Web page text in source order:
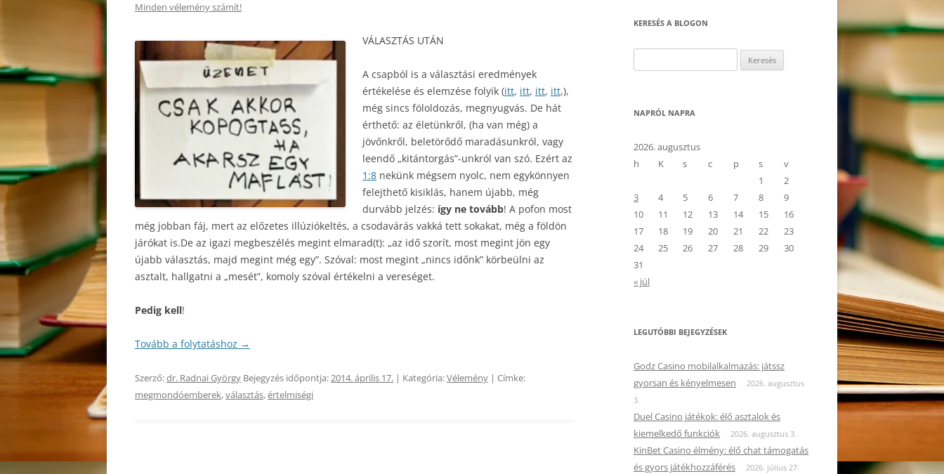
Minden vélemény számít!
VÁLASZTÁS UTÁN
A csapból is a választási eredmények
értékelése és elemzése folyik (itt, itt, itt, itt,),
még sincs föloldozás, megnyugvás. De hát
érthető: az életünkről, (ha van még) a
jövőnkről, beletörődő maradásunkról, vagy
leendő „kitántorgás”-unkról van szó. Ezért az
1:8 nekünk mégsem nyolc, nem egykönnyen
felejthető kisiklás, hanem újabb, még
durvább jelzés: így ne tovább! A pofon most
még jobban fáj, mert az előzetes illúziókeltés, a csodavárás vakká tett sokakat, még a földön
járókat is.De az igazi megbeszélés megint elmarad(t): „az idő szorít, most megint jön egy
újabb választás, majd megint még egy”. Szóval: most megint „nincs időnk” körbeülni az
asztalt, hallgatni a „mesét”, komoly szóval értékelni a vereséget.
Pedig kell!
Tovább a folytatáshoz →
Szerző:dr. Radnai György Bejegyzés időpontja:2014. április 17. | Kategória:Vélemény | Címke:
megmondóemberek,választás,értelmiségi
KERESÉS A BLOGON
NAPRÓL NAPRA
2026. augusztus
h
K s c p s
v
1
2
3
4 5 6 7 8
9
10
11 12 13 14 15
16
17
18 19 20 21 22
23
24
25 26 27 28 29
30
31
« júl
LEGUTÓBBI BEJEGYZÉSEK
Godz Casino mobilalkalmazás: játssz
gyorsan és kényelmesen
2026. augusztus
3.
Duel Casino játékok: élő asztalok és
kiemelkedő funkciók
2026. augusztus 3.
KinBet Casino élmény: élő chat támogatás
és gyors játékhozzáférés
2026. július 27.